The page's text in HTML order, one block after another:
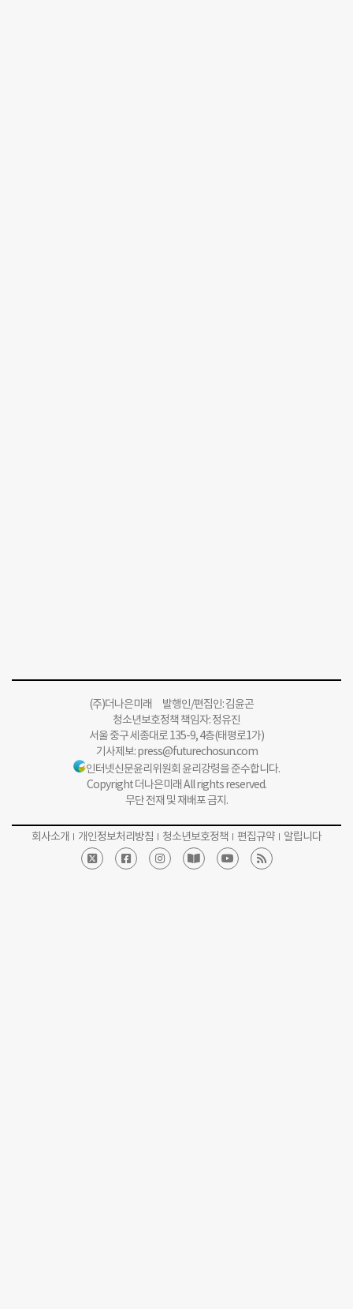
(주)더나은미래 발행인/편집인: 김윤곤
청소년보호정책 책임자: 정유진
서울 중구 세종대로 135-9, 4층(태평로1가)
기사제보:press@futurechosun.com
인터넷신문윤리위원회 윤리강령을 준수합니다.
Copyright 더나은미래 All rights reserved.
무단 전재 및 재배포 금지.
회사소개 개인정보처리방침 청소년보호정책 편집규약 알립니다